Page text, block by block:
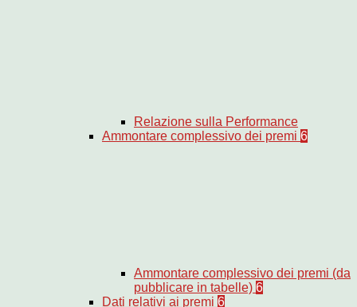
Relazione sulla Performance
Ammontare complessivo dei premi 6
Ammontare complessivo dei premi (da
pubblicare in tabelle) 6
Dati relativi ai premi 6